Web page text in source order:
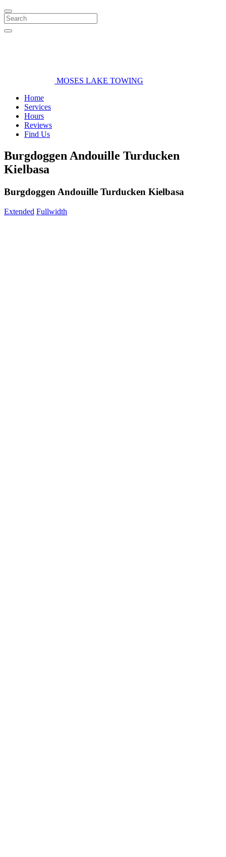
Search
MOSES LAKE TOWING
Home
Services
Hours
Reviews
Find Us
Burgdoggen Andouille Turducken
Kielbasa
Burgdoggen Andouille Turducken Kielbasa
Extended Fullwidth